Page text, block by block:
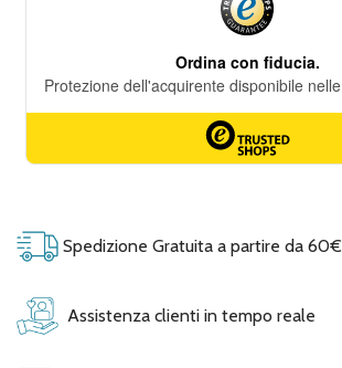
Spedizione Gratuita a partire da 60€
Assistenza clienti in tempo reale